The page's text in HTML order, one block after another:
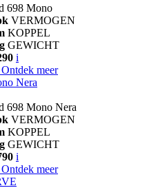
698 Mono
VERMOGEN
KOPPEL
GEWICHT
i
Ontdek meer
Nera
698 Mono Nera
VERMOGEN
KOPPEL
GEWICHT
i
Ontdek meer